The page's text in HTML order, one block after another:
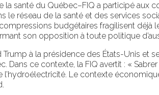
santé du Québec–FIQ a participé aux
réseau de la santé et des services
budgétaires fragilisent déjà
son opposition à toute politique
à la présidence des États-Unis et
ce contexte, la FIQ avertit : «
Le contexte